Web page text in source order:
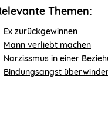
Themen:
Ex zurückgewinnen
Mann verliebt machen
Narzissmus in einer
Bindungsangst